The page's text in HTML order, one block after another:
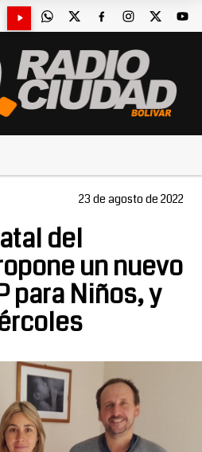
23 de agosto de 2022
del
un nuevo
para Niños, y